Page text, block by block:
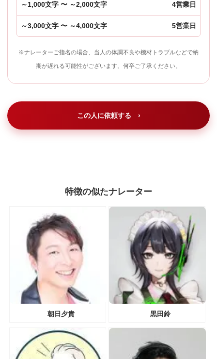
～1,000文字 〜 ～2,000文字 4営業日
～3,000文字 〜 ～4,000文字 5営業日
※ナレーターご指名の場合、当人の体調不良や機材トラブルなどで納
期が遅れる可能性がございます。何卒ご了承ください。
この人に依頼する ›
特徴の似たナレーター
朝日夕貴 黒田鈴